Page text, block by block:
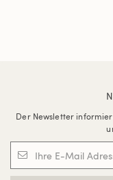
Der Newsletter